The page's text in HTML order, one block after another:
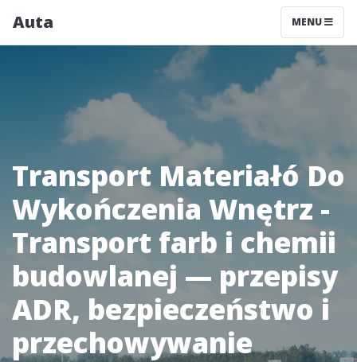
Auta MENU
Transport Materiałó Do
Wykończenia Wnętrz -
Transport farb i chemii
budowlanej — przepisy
ADR, bezpieczeństwo i
przechowywanie